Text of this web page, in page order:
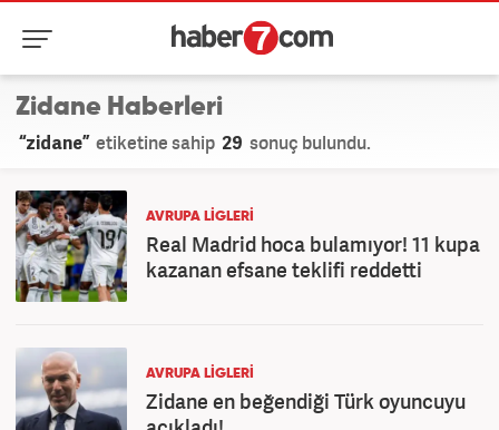
Zidane Haberleri
“zidane” etiketine sahip 29 sonuç bulundu.
AVRUPA LİGLERİ
Real Madrid hoca bulamıyor! 11 kupa
kazanan efsane teklifi reddetti
AVRUPA LİGLERİ
Zidane en beğendiği Türk oyuncuyu